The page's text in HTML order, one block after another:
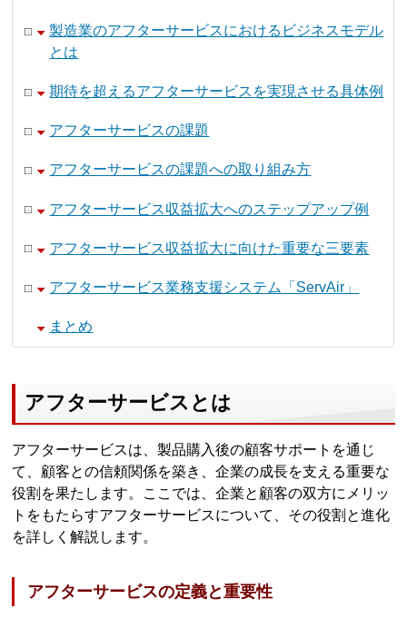
製造業のアフターサービスにおけるビジネスモデル
とは
期待を超えるアフターサービスを実現させる具体例
アフターサービスの課題
アフターサービスの課題への取り組み方
アフターサービス収益拡大へのステップアップ例
アフターサービス収益拡大に向けた重要な三要素
アフターサービス業務支援システム「ServAir」
まとめ
アフターサービスとは
アフターサービスは、製品購入後の顧客サポートを通じ
て、顧客との信頼関係を築き、企業の成長を支える重要な
役割を果たします。ここでは、企業と顧客の双方にメリッ
トをもたらすアフターサービスについて、その役割と進化
を詳しく解説します。
アフターサービスの定義と重要性